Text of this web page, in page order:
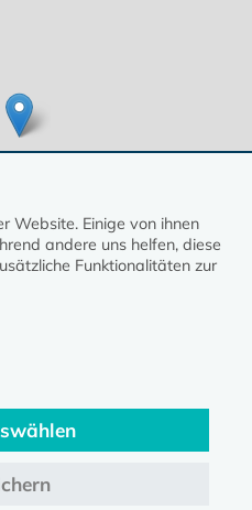
Website. Einige von ihnen
andere uns helfen, diese
Funktionalitäten zur